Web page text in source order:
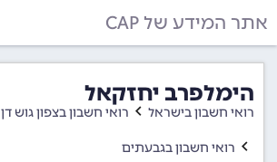
אתר המידע של CAP
הימלפרב יחזקאל
רואי חשבון בישראל רואי חשבון בצפון גוש דן
רואי חשבון בגבעתים